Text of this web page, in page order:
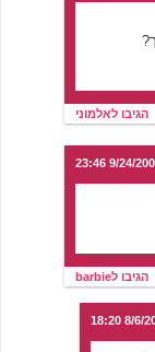
הגיבו לאלמוני
9/24/2001
הגיבו לbarbie
8/6/2002